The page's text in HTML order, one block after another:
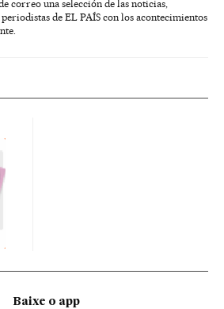
correo una selección de las noticias,
de EL PAÍS con los acontecimientos
Baixe o app